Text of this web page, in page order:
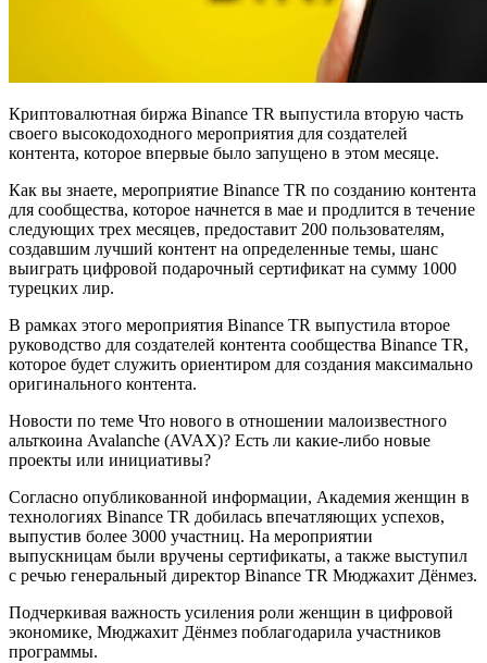
Криптовалютная биржа Binance TR выпустила вторую часть
своего высокодоходного мероприятия для создателей
контента, которое впервые было запущено в этом месяце.
Как вы знаете, мероприятие Binance TR по созданию контента
для сообщества, которое начнется в мае и продлится в течение
следующих трех месяцев, предоставит 200 пользователям,
создавшим лучший контент на определенные темы, шанс
выиграть цифровой подарочный сертификат на сумму 1000
турецких лир.
В рамках этого мероприятия Binance TR выпустила второе
руководство для создателей контента сообщества Binance TR,
которое будет служить ориентиром для создания максимально
оригинального контента.
Новости по теме Что нового в отношении малоизвестного
альткоина Avalanche (AVAX)? Есть ли какие-либо новые
проекты или инициативы?
Согласно опубликованной информации, Академия женщин в
технологиях Binance TR добилась впечатляющих успехов,
выпустив более 3000 участниц. На мероприятии
выпускницам были вручены сертификаты, а также выступил
с речью генеральный директор Binance TR Мюджахит Дёнмез.
Подчеркивая важность усиления роли женщин в цифровой
экономике, Мюджахит Дёнмез поблагодарила участников
программы.